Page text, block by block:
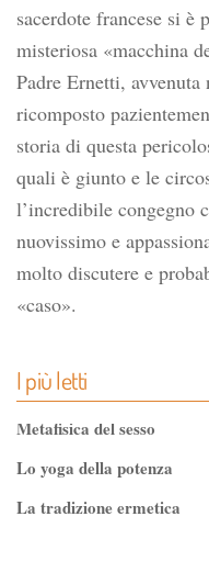
sacerdote francese si è
misteriosa «macchina
Padre Ernetti,
ricomposto
storia di questa
quali è giunto e le
l’incredibile congegno
nuovissimo e
molto discutere e
«caso».
I più letti
Metafisica del sesso
Lo yoga della potenza
La tradizione ermetica